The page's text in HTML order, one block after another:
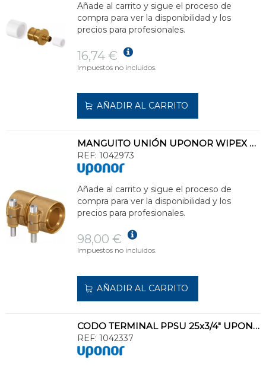
Añade al carrito y sigue el proceso de
compra para ver la disponibilidad y los
precios para profesionales.
16,74 €
Impuestos no incluidos.
AÑADIR AL CARRITO
MANGUITO UNIÓN UPONOR WIPEX 32 (x2,9) x3 2(x2,9)
REF: 1042973
Añade al carrito y sigue el proceso de
compra para ver la disponibilidad y los
precios para profesionales.
98,00 €
Impuestos no incluidos.
AÑADIR AL CARRITO
CODO TERMINAL PPSU 25x3/4" UPONOR Q&E
REF: 1042337